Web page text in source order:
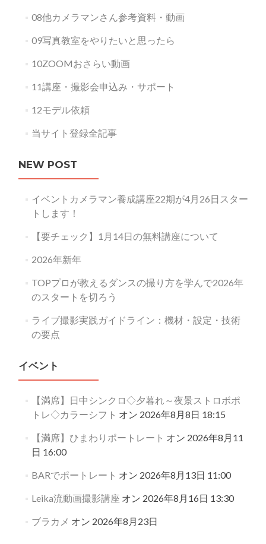
08他カメラマンさん参考資料・動画
09写真教室をやりたいと思ったら
10ZOOMおさらい動画
11講座・撮影会申込み・サポート
12モデル依頼
当サイト登録全記事
NEW POST
イベントカメラマン養成講座22期が4月26日スター
トします！
【要チェック】1月14日の無料講座について
2026年新年
TOPプロが教えるダンスの撮り方を学んで2026年
のスタートを切ろう
ライブ撮影実践ガイドライン：機材・設定・技術
の要点
イベント
【満席】日中シンクロ◇夕暮れ～夜景ストロボポ
トレ◇カラーシフト オン 2026年8月8日 18:15
【満席】ひまわりポートレート オン 2026年8月11
日 16:00
BARでポートレート オン 2026年8月13日 11:00
Leika流動画撮影講座 オン 2026年8月16日 13:30
ブラカメ オン 2026年8月23日